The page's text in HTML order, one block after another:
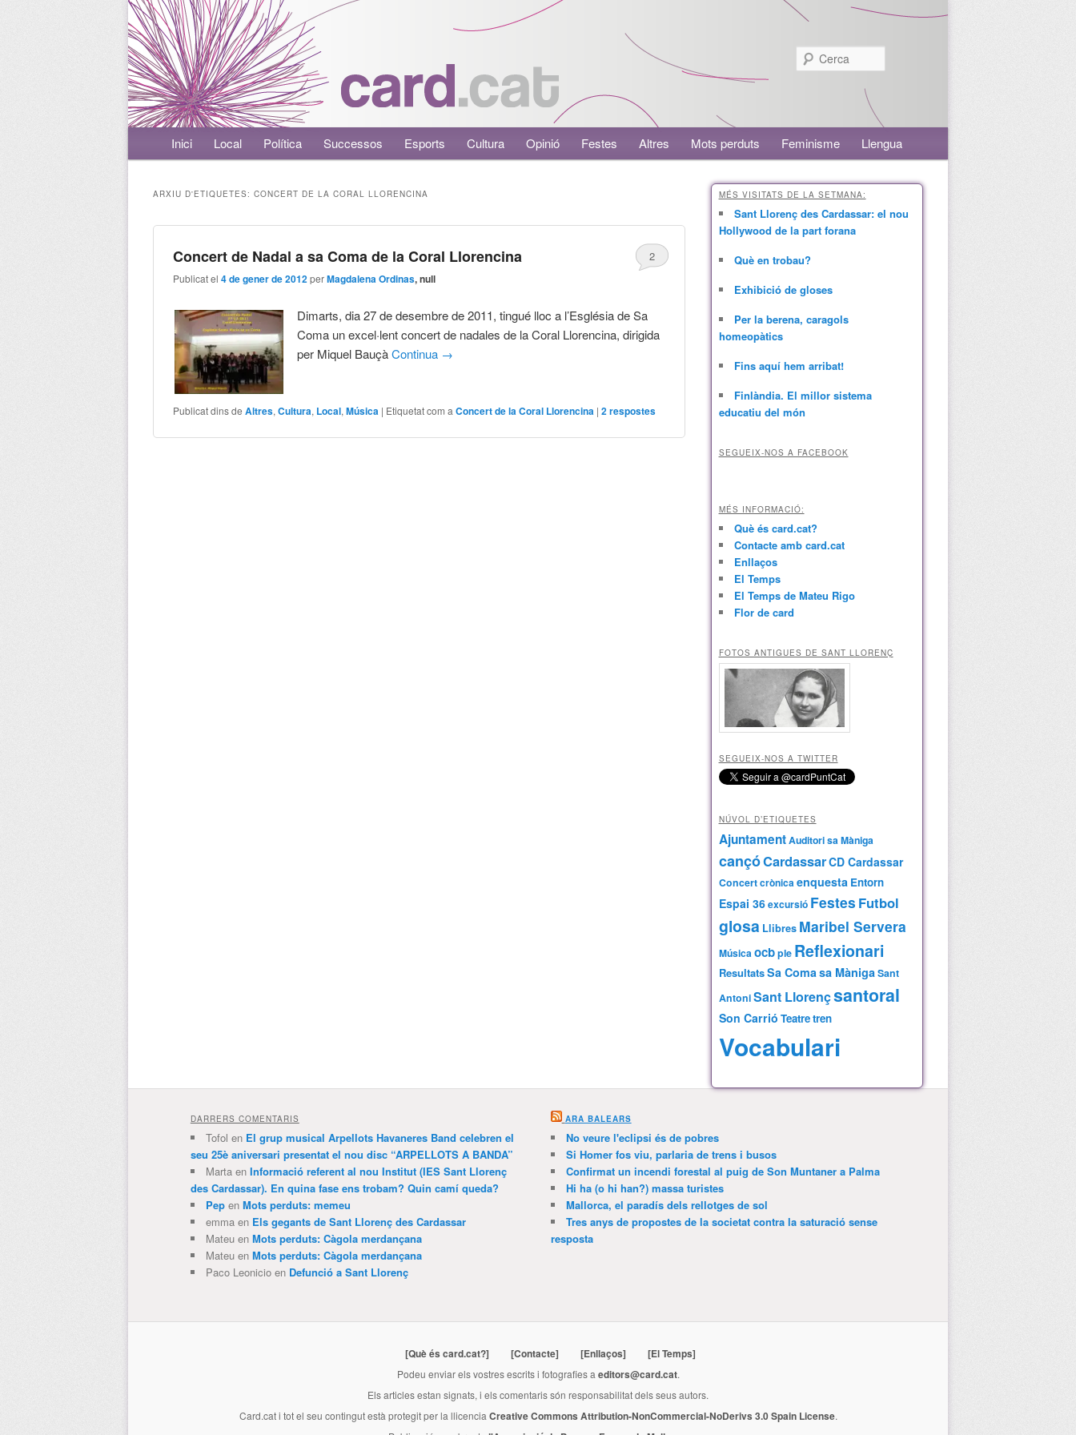
Menú principalAneu al contingut principal
Aneu al contingut secundari
Inici Local Política Successos Esports Cultura Opinió Festes Altres Mots perduts Feminisme Llengua
ARXIU D'ETIQUETES: CONCERT DE LA CORAL LLORENCINA
Concert de Nadal a sa Coma de la Coral Llorencina
Publicat el4 de gener de 2012perMagdalena Ordinas, null
2
Dimarts, dia 27 de desembre de 2011, tingué lloc a l’Església de Sa
Coma un excel·lent concert de nadales de la Coral Llorencina, dirigida
per Miquel BauçàContinua →
Publicat dins de Altres,Cultura, Local,Música | Etiquetat com a Concert de la Coral Llorencina |2respostes
MÉS VISITATS DE LA SETMANA:
Sant Llorenç des Cardassar: el nou
Hollywood de la part forana
Què en trobau?
Exhibició de gloses
Per la berena, caragols
homeopàtics
Fins aquí hem arribat!
Finlàndia. El millor sistema
educatiu del món
SEGUEIX-NOS A FACEBOOK
MÉS INFORMACIÓ:
Què és card.cat?
Contacte amb card.cat
Enllaços
El Temps
El Temps de Mateu Rigo
Flor de card
FOTOS ANTIGUES DE SANT LLORENÇ
SEGUEIX-NOS A TWITTER
NÚVOL D’ETIQUETES
AjuntamentAuditori sa Màniga
cançóCardassarCD Cardassar
Concertcrònicaenquesta Entorn
Espai 36excursió Festes Futbol
glosa Llibres Maribel Servera
Músicaocbple Reflexionari
ResultatsSa Comasa MànigaSant
AntoniSant Llorençsantoral
Son Carrió Teatretren
Vocabulari
DARRERS COMENTARIS
Tofol en El grup musical Arpellots Havaneres Band celebren el
seu 25è aniversari presentat el nou disc “ARPELLOTS A BANDA”
Martaen Informació referent al nou Institut (IES Sant Llorenç
des Cardassar). En quina fase ens trobam? Quin camí queda?
Pepen Mots perduts: memeu
emmaen Els gegants de Sant Llorenç des Cardassar
Mateuen Mots perduts: Càgola merdançana
Mateuen Mots perduts: Càgola merdançana
Paco Leonicioen Defunció a Sant Llorenç
ARA BALEARS
No veure l'eclipsi és de pobres
Si Homer fos viu, parlaria de trens i busos
Confirmat un incendi forestal al puig de Son Muntaner a Palma
Hi ha (o hi han?) massa turistes
Mallorca, el paradís dels rellotges de sol
Tres anys de propostes de la societat contra la saturació sense
resposta
[Què és card.cat?] [Contacte] [Enllaços] [El Temps]
Podeu enviar els vostres escrits i fotografies a editors@card.cat.
Els articles estan signats, i els comentaris són responsabilitat dels seus autors.
Card.cati tot el seu contingut està protegit per la llicencia Creative Commons Attribution-NonCommercial-NoDerivs 3.0 Spain License.